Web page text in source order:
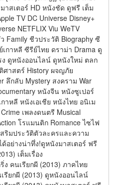
าสเตอร์ HD หนังชัด ดูฟรี เต็ม
TV DC Universe Disney+
NETFLIX Viu WeTV
Family ชีวประวัติ Biography ซี
กาหลี ซีรีย์ไทย ดราม่า Drama ดู
ดูหนังออนไลน์ ดูหนังใหม่ ตลก
ศาสตร์ History ผจญภัย
ลึกลับ Mystery สงคราม War
หนังจีน หนังซูเปอร์
หลี หนังเอเชีย หนังไทย อนิเม
เพลงดนตรี Musical
โรแมนติก Romance ไซไฟ
ริมประวัติตัวละครและความ
อย่างน่าทึ่ง!ดูหนังมาสเตอร์ ฟรี
เต็มเรื่อง
ง คนเรียกผี (2013) ภาคไทย
เรียกผี (2013) ดูหนังออนไลน์